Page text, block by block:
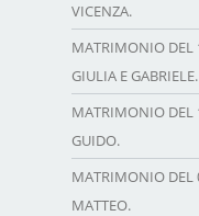
VICENZA.
MATRIMONIO DEL
GIULIA E GABRIELE.
MATRIMONIO DEL
GUIDO.
MATRIMONIO DEL
MATTEO.